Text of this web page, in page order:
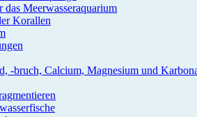
das Meerwasseraquarium
Korallen
-bruch, Calcium, Magnesium und